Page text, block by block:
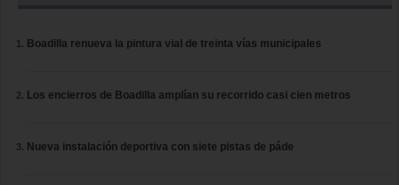
Boadilla renueva la pintura vial de treinta vías municipales
Los encierros de Boadilla amplían su recorrido casi cien metros
Nueva instalación deportiva con siete pistas de páde